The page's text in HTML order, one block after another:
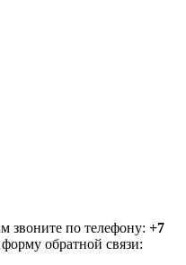
по телефону: +7
обратной связи: